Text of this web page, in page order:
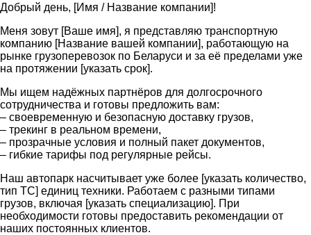
Добрый день, [Имя / Название компании]!
Меня зовут [Ваше имя], я представляю транспортную
компанию [Название вашей компании], работающую на
рынке грузоперевозок по Беларуси и за её пределами уже
на протяжении [указать срок].
Мы ищем надёжных партнёров для долгосрочного
сотрудничества и готовы предложить вам:
– своевременную и безопасную доставку грузов,
– трекинг в реальном времени,
– прозрачные условия и полный пакет документов,
– гибкие тарифы под регулярные рейсы.
Наш автопарк насчитывает уже более [указать количество,
тип ТС] единиц техники. Работаем с разными типами
грузов, включая [указать специализацию]. При
необходимости готовы предоставить рекомендации от
наших постоянных клиентов.